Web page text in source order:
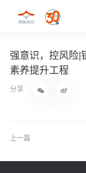
强意识，控风险|
素养提升工程
分享
上一篇